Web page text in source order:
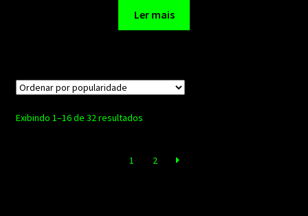
Ler mais
Exibindo 1–16 de 32 resultadosClassificado
1
2